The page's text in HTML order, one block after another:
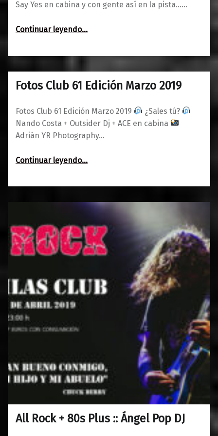
Say Yes en cabina y con gente así en la pista……
Continuar leyendo“Fotos BANG! Edición Abril 2019: Pura vida”
…
Fotos Club 61 Edición Marzo 2019
Fotos Club 61 Edición Marzo 2019
¿Sales tú?
Nando Costa + Outsider Dj + ACE en cabina
Adrián YR Photography…
Continuar leyendo…
04/04/20190
Maravillas
All Rock + 80s Plus :: Ángel Pop DJ
26/03/20190
Maravillas